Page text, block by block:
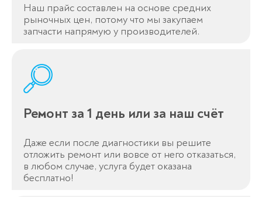
Наш прайс составлен на основе средних
рыночных цен, потому что мы закупаем
запчасти напрямую у производителей.
Ремонт за 1 день или за наш счёт
Даже если после диагностики вы решите
отложить ремонт или вовсе от него отказаться,
в любом случае, услуга будет оказана
бесплатно!